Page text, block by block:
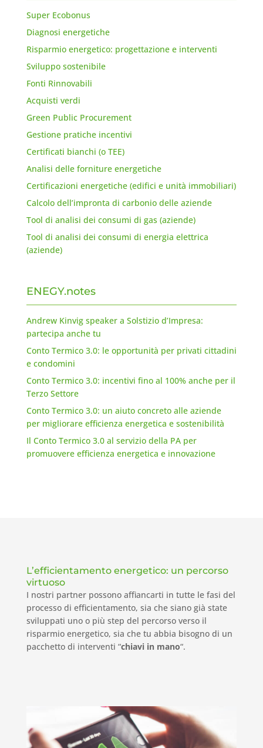
Super Ecobonus
Diagnosi energetiche
Risparmio energetico: progettazione e interventi
Sviluppo sostenibile
Fonti Rinnovabili
Acquisti verdi
Green Public Procurement
Gestione pratiche incentivi
Certificati bianchi (o TEE)
Analisi delle forniture energetiche
Certificazioni energetiche (edifici e unità immobiliari)
Calcolo dell’impronta di carbonio delle aziende
Tool di analisi dei consumi di gas (aziende)
Tool di analisi dei consumi di energia elettrica
(aziende)
ENEGY.notes
Andrew Kinvig speaker a Solstizio d’Impresa:
partecipa anche tu
Conto Termico 3.0: le opportunità per privati cittadini
e condomini
Conto Termico 3.0: incentivi fino al 100% anche per il
Terzo Settore
Conto Termico 3.0: un aiuto concreto alle aziende
per migliorare efficienza energetica e sostenibilità
Il Conto Termico 3.0 al servizio della PA per
promuovere efficienza energetica e innovazione
L’efficientamento energetico: un percorso
virtuoso
I nostri partner possono affiancarti in tutte le fasi del
processo di efficientamento, sia che siano già state
sviluppati uno o più step del percorso verso il
risparmio energetico, sia che tu abbia bisogno di un
pacchetto di interventi “chiavi in mano“.